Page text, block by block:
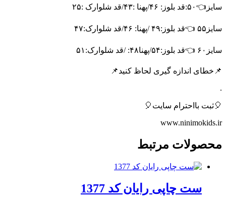
سایز👈۵۰:قد بلوز: ۴۶/پهنا :۴۳/قد شلوارک :۲۵
سایز۵۵ 👈قد بلوز:۴۹ /پهنا: ۴۶/قد شلوارک:۴۷
سایز۶۰ 👈قد بلوز:۵۴/پهنا۴۸: /قد شلوارک:۵۱
📌خطای اندازه گیری لحاظ کنید📌
.
🎈ثبت بااحترام سایت🎈
www.ninimokids.ir
محصولات مرتبط
ست چاپی رایان کد 1377